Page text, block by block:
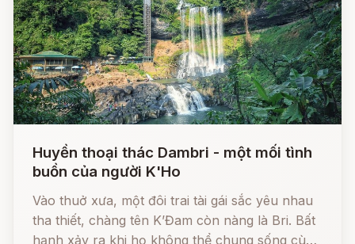
Huyền thoại thác Dambri - một mối tình
buồn của người K'Ho
Vào thuở xưa, một đôi trai tài gái sắc yêu nhau
tha thiết, chàng tên K’Đam còn nàng là Bri. Bất
hạnh xảy ra khi họ không thể chung sống cùng